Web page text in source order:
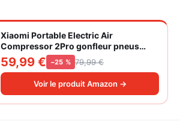
Xiaomi Portable Electric Air
Compressor 2Pro gonfleur pneus
voiture | ±1PSI Contrôle pression
pneus, 45s gonflage rapide, batterie
longue durée, avec éclairage, grand
cylindre à air 27 mm
59,99 € −25 % 79,99 €
Voir le produit Amazon →